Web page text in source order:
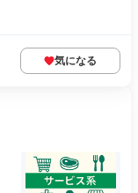
気になる